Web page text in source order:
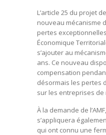
L’article 25 du projet
nouveau mécanisme
pertes
Économique
s’ajouter au
ans. Ce nouveau
compensation
désormais les pertes
sur les entreprises de
À la demande de
s’appliquera
qui ont connu une